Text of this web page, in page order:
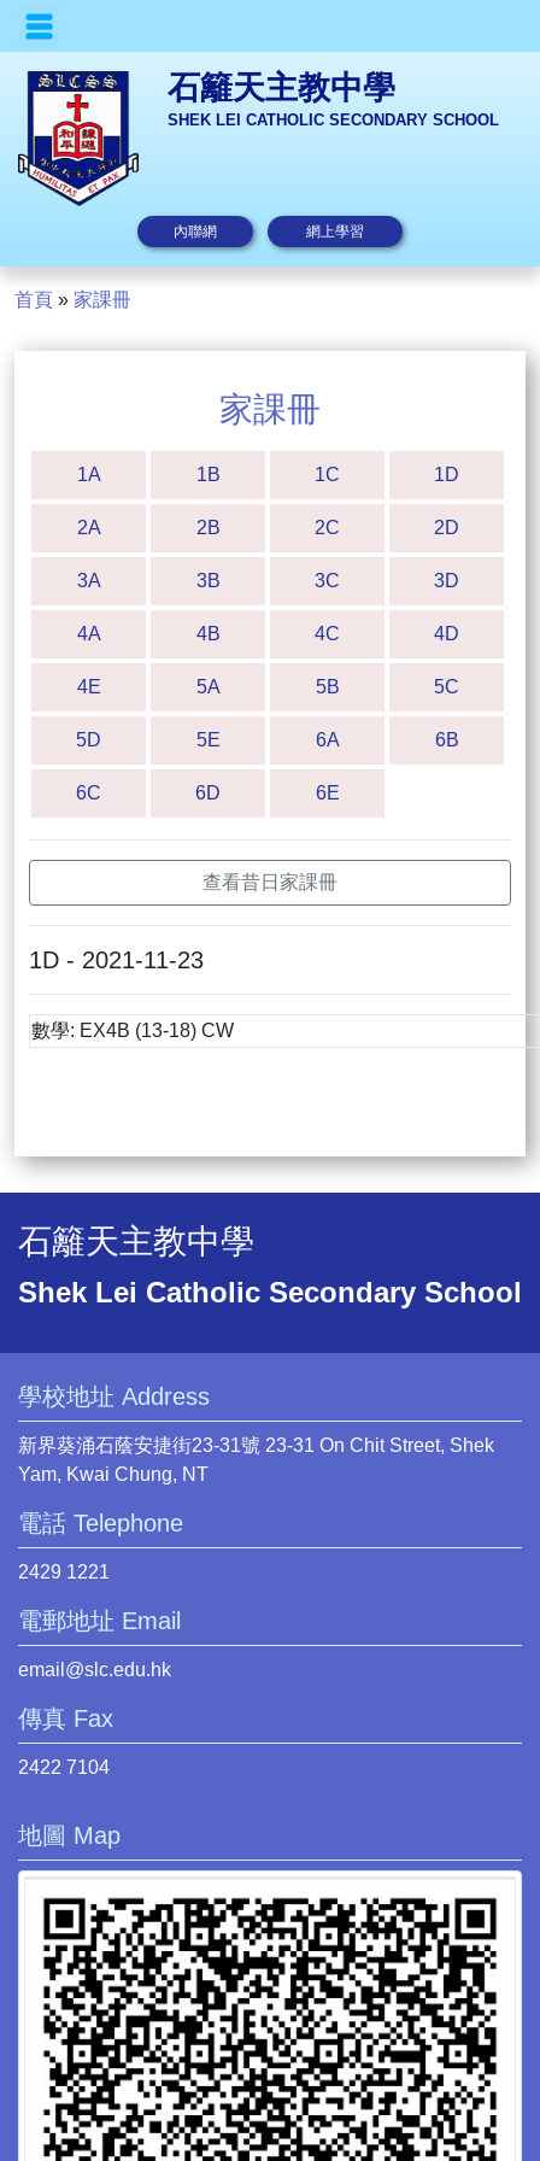
石籬天主教中學
SHEK LEI CATHOLIC SECONDARY SCHOOL
內聯網 網上學習
首頁 » 家課冊
家課冊
1A 1B 1C 1D
2A 2B 2C 2D
3A 3B 3C 3D
4A 4B 4C 4D
4E 5A 5B 5C
5D 5E 6A 6B
6C 6D 6E
查看昔日家課冊
1D - 2021-11-23
數學: EX4B (13-18) CW
石籬天主教中學
Shek Lei Catholic Secondary School
學校地址 Address
新界葵涌石蔭安捷街23-31號 23-31 On Chit Street, Shek
Yam, Kwai Chung, NT
電話 Telephone
2429 1221
電郵地址 Email
email@slc.edu.hk
傳真 Fax
2422 7104
地圖 Map